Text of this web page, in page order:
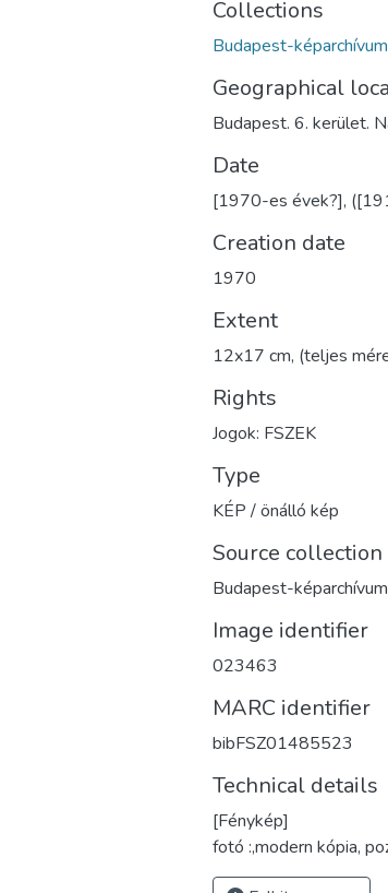
Collections
Budapest-képarchívum
Geographical
Budapest. 6. kerület.
Date
[1970-es évek?],
Creation date
1970
Extent
12x17 cm, (teljes
Rights
Jogok: FSZEK
Type
KÉP / önálló kép
Source collection
Budapest-képarchívum
Image identifier
023463
MARC identifier
bibFSZ01485523
Technical details
[Fénykép]
fotó :,modern kópia,